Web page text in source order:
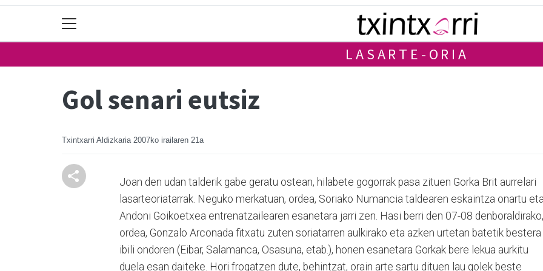
LASARTE-ORIA
Gol senari eutsiz
Txintxarri Aldizkaria 2007ko irailaren 21a
Joan den udan talderik gabe geratu ostean, hilabete gogorrak pasa zituen Gorka Brit aurrelari
lasarteoriatarrak. Neguko merkatuan, ordea, Soriako Numancia taldearen eskaintza onartu eta
Andoni Goikoetxea entrenatzailearen esanetara jarri zen. Hasi berri den 07-08 denboraldirako,
ordea, Gonzalo Arconada fitxatu zuten soriatarren aulkirako eta azken urtetan batetik bestera
ibili ondoren (Eibar, Salamanca, Osasuna, etab.), honen esanetara Gorkak bere lekua aurkitu
duela esan daiteke. Hori frogatzen dute, behintzat, orain arte sartu dituen lau golek beste